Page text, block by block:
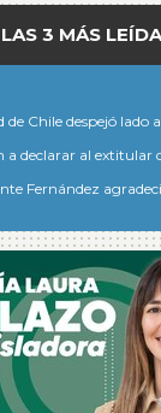
LAS 3 MÁS
de Chile despejó lado
a declarar al extitular
Fernández